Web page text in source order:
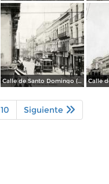
Calle de Santo Domingo (hoy, República de Brasil) y Calle Donceles
10 Siguiente